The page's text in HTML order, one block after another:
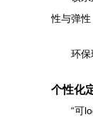
性与弹
环保
个性化
“可